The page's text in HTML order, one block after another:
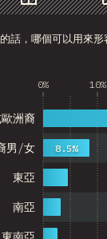
資料
話，哪個可以用來形
0% 10%
南亞
東亞
男/女
洲裔
8.5%